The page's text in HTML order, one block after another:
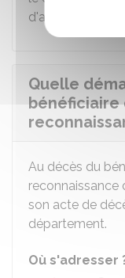
d'aides sociales.
Quelle
Au décès du
son acte de
département.
Où s'adresser